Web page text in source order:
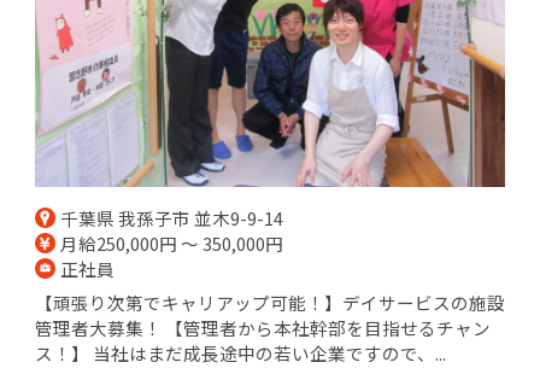
千葉県 我孫子市 並木9-9-14
月給250,000円 ～ 350,000円
正社員
【頑張り次第でキャリアップ可能！】デイサービスの施設
管理者大募集！ 【管理者から本社幹部を目指せるチャン
ス！】 当社はまだ成長途中の若い企業ですので、...